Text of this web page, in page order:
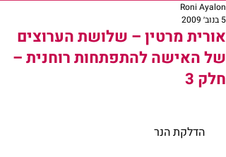
אורית מרטין – שלושת הערוצים
של האישה להתפתחות רוחנית –
חלק 3
Roni Ayalon
5 בנוב׳ 2009